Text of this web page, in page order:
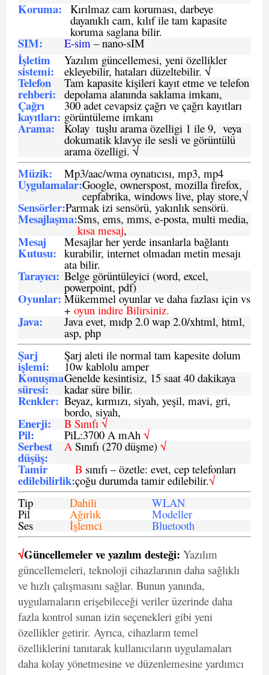
Koruma: Kırılmaz cam koruması, darbeye
dayanıklı cam, kılıf ile tam kapasite
koruma saglana bilir.
SIM: E-sim – nano-sIM
İşletim
sistemi:
Yazılım güncellemesi, yeni özellikler
ekleyebilir, hataları düzeltebilir. √
Telefon
rehberi:
Tam kapasite kişileri kayıt etme ve telefon
depolama alanında saklama imkanı,
Çağrı
kayıtları:
300 adet cevapsiz çağrı ve çağrı kayıtları
görüntüleme imkanı
Arama: Kolay tuşlu arama özelligi 1 ile 9, veya
dokumatik klavye ile sesli ve görüntülü
arama özelligi. √
Müzik: Mp3/aac/wma oynatıcısı, mp3, mp4
Uygulamalar:Google, ownerspost, mozilla firefox,
cepfabrika, windows live, play store,√
Sensörler:Parmak izi sensörü, yakınlık sensörü.
Mesajlaşma:Sms, ems, mms, e-posta, multi media,
kısa mesaj,
Mesaj
Kutusu:
Mesajlar her yerde insanlarla bağlantı
kurabilir, internet olmadan metin mesajı
ata bilir.
Tarayıcı: Belge görüntüleyici (word, excel,
powerpoint, pdf)
Oyunlar: Mükemmel oyunlar ve daha fazlası için vs
+ oyun indire Bilirsiniz.
Java: Java evet, mıdp 2.0 wap 2.0/xhtml, html,
asp, php
Şarj
işlemi:
Şarj aleti ile normal tam kapesite dolum
10w kablolu amper
Konuşma
süresi:
Genelde kesintisiz, 15 saat 40 dakikaya
kadar süre bilir.
Renkler: Beyaz, kırmızı, siyah, yeşil, mavi, gri,
bordo, siyah,
Enerji: B Sınıfı √
Pil: PiL:3700 A mAh √
Serbest
düşüş:
ASınıfı (270 düşme) √
Tamir
edilebilirlik:
B sınıfı – özetle: evet, cep telefonları
çoğu durumda tamir edilebilir.√
Tip
Dahili WLAN
Pil Ağırlık Modeller
Ses İşlemci Bluetooth
√Güncellemeler ve yazılım desteği: Yazılım
güncellemeleri, teknoloji cihazlarının daha sağlıklı
ve hızlı çalışmasını sağlar. Bunun yanında,
uygulamaların erişebileceği veriler üzerinde daha
fazla kontrol sunan izin seçenekleri gibi yeni
özellikler getirir. Ayrıca, cihazların temel
özelliklerini tanıtarak kullanıcıların uygulamaları
daha kolay yönetmesine ve düzenlemesine yardımcı